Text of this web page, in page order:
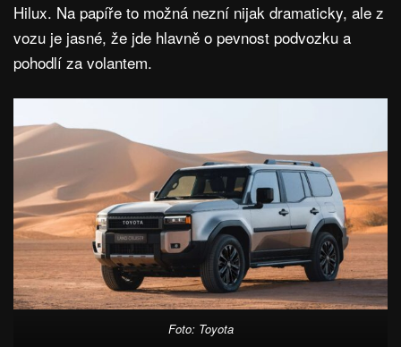
Hilux. Na papíře to možná nezní nijak dramaticky, ale z
vozu je jasné, že jde hlavně o pevnost podvozku a
pohodlí za volantem.
Foto: Toyota